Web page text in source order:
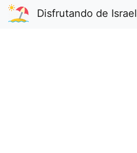
Disfrutando de Israel